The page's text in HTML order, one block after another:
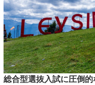
総合型選抜入試に圧倒